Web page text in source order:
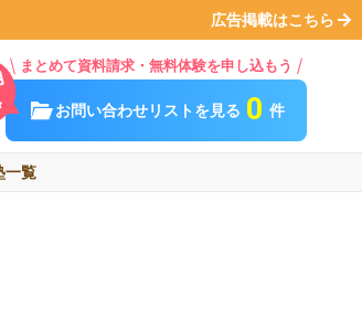
広告掲載はこちら
まとめて資料請求・無料体験を申し込もう
お問い合わせリストを見る 0 件
一覧